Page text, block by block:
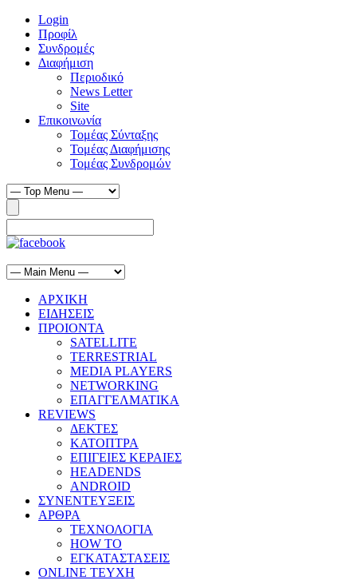
Login
Προφίλ
Συνδρομές
Διαφήμιση
Περιοδικό
News Letter
Site
Επικοινωνία
Τομέας Σύνταξης
Τομέας Διαφήμισης
Τομέας Συνδρομών
ΑΡΧΙΚΗ
ΕΙΔΗΣΕΙΣ
ΠΡΟΙΟΝΤΑ
SATELLITE
TERRESTRIAL
MEDIA PLAYERS
NETWORKING
ΕΠΑΓΓΕΛΜΑΤΙΚΑ
REVIEWS
ΔΕΚΤΕΣ
ΚΑΤΟΠΤΡΑ
ΕΠΙΓΕΙΕΣ ΚΕΡΑΙΕΣ
HEADENDS
ANDROID
ΣΥΝΕΝΤΕΥΞΕΙΣ
ΑΡΘΡΑ
ΤΕΧΝΟΛΟΓΙΑ
HOW TO
ΕΓΚΑΤΑΣΤΑΣΕΙΣ
ONLINE TEYXH